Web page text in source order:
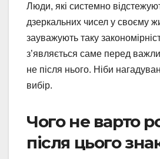
Люди, які системно
дзеркальних чисел у своєму
зауважують таку
з’являється саме перед
не після нього. Ніби
вибір.
Чого не варто
після цього